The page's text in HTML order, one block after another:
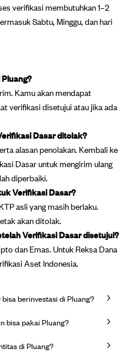
verifikasi membutuhkan 1–2
Sabtu, Minggu, dan hari
Kamu akan mendapat
verifikasi disetujui atau jika ada
Dasar ditolak?
alasan penolakan. Kembali ke
Dasar untuk mengirim ulang
diperbaiki.
Verifikasi Dasar?
asli yang masih berlaku.
akan ditolak.
Verifikasi Dasar disetujui?
dan Emas. Untuk Reksa Dana
Aset Indonesia.
berinvestasi di Pluang?
bisa pakai Pluang?
di Pluang?